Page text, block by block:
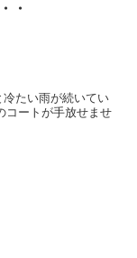
・
たい雨が続いてい
コートが手放せませ